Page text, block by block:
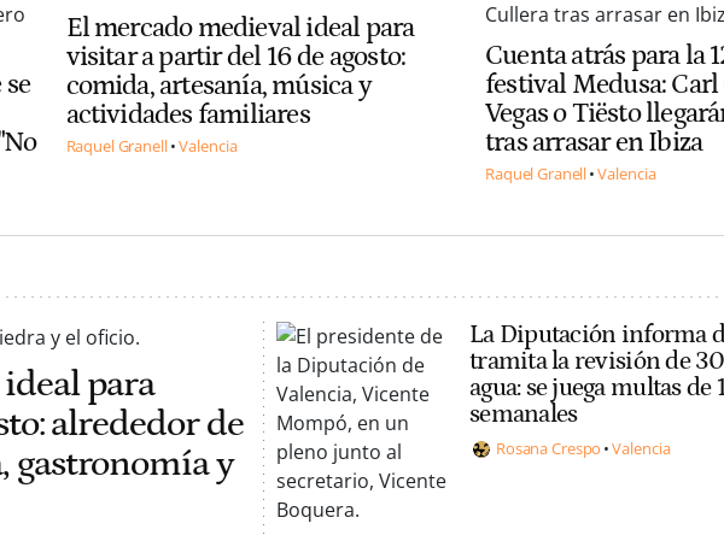
El mercado medieval ideal para
visitar a partir del 16 de agosto:
comida, artesanía, música y
actividades familiares
Raquel Granell Valencia
Cuenta atrás para la
festival Medusa:
Vegas o Tiësto
tras arrasar en Ibiza
Raquel Granell Valencia
para
alrededor de
gastronomía y
La Diputación informa
tramita la revisión de
agua: se juega multas de
semanales
Rosana Crespo Valencia